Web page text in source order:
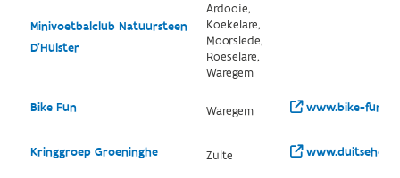
Minivoetbalclub Natuursteen
D'Hulster
Ardooie,
Koekelare,
Moorslede,
Roeselare,
Waregem
Bike Fun Waregem www.bike-
Kringgroep Groeninghe Zulte